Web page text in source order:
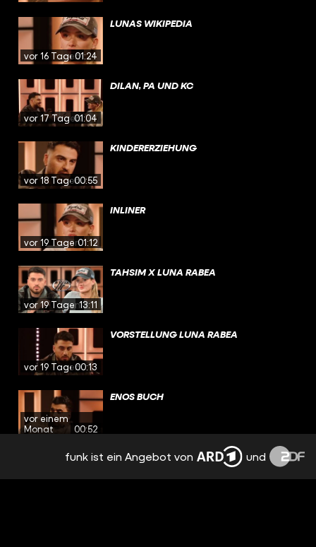
vor 16 Tagen01:24
LUNAS WIKIPEDIA
vor 17 Tagen01:04
DILAN, PA UND KC
vor 18 Tagen00:55
KINDERERZIEHUNG
vor 19 Tagen01:12
INLINER
vor 19 Tagen13:11
TAHSIM X LUNA RABEA
vor 19 Tagen00:13
VORSTELLUNG LUNA RABEA
vor einem
Monat
00:52
ENOS BUCH
vor einem
ENO AUF LINKEDIN
funk ist ein Angebot von und